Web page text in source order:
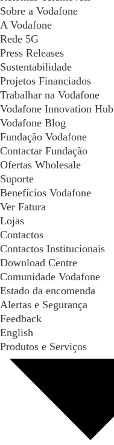
Sobre a Vodafone
A Vodafone
Rede 5G
Press Releases
Sustentabilidade
Projetos Financiados
Trabalhar na Vodafone
Vodafone Innovation Hub
Vodafone Blog
Fundação Vodafone
Contactar Fundação
Ofertas Wholesale
Suporte
Benefícios Vodafone
Ver Fatura
Lojas
Contactos
Contactos Institucionais
Download Centre
Comunidade Vodafone
Estado da encomenda
Alertas e Segurança
Feedback
English
Produtos e Serviços